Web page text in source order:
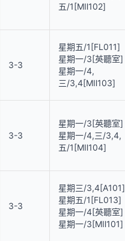
五/1[MⅡ102]
3-3
星期五/1[FL011]
星期一/3[英聽室]
星期一/4,
三/3,4[MⅡ103]
3-3
星期一/3[英聽室]
星期一/4,三/3,4,
五/1[MⅡ104]
3-3
星期三/3,4[A101]
星期五/1[FL013]
星期一/4[英聽室]
星期一/3[MⅡ101]